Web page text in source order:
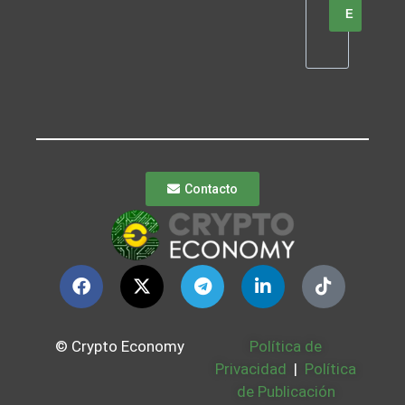
E
Contacto
© Crypto Economy
Política de
Privacidad | Política
de Publicación